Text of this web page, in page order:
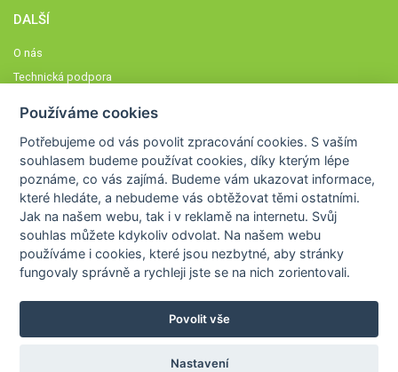
DALŠÍ
O nás
Technická podpora
Členové STOBklubu
Zásady nakládání s osobními údaji
Otestujte se
Spočítejte si
Výzva 52
WWW.HRAVEZIJZDRAVE.CZ
Používáme cookies
Potřebujeme od vás povolit zpracování cookies. S vaším
souhlasem budeme používat cookies, díky kterým lépe
poznáme,co vás zajímá. Budeme vám ukazovat informace,
které hledáte, a nebudeme vás obtěžovat těmi ostatními.
Jak na našem webu, tak i v reklamě na internetu. Svůj
souhlas můžete kdykoliv odvolat. Na našem webu
používáme i cookies, které jsou nezbytné, aby stránky
fungovaly správně a rychleji jste se na nich zorientovali.
Povolit vše
Nastavení